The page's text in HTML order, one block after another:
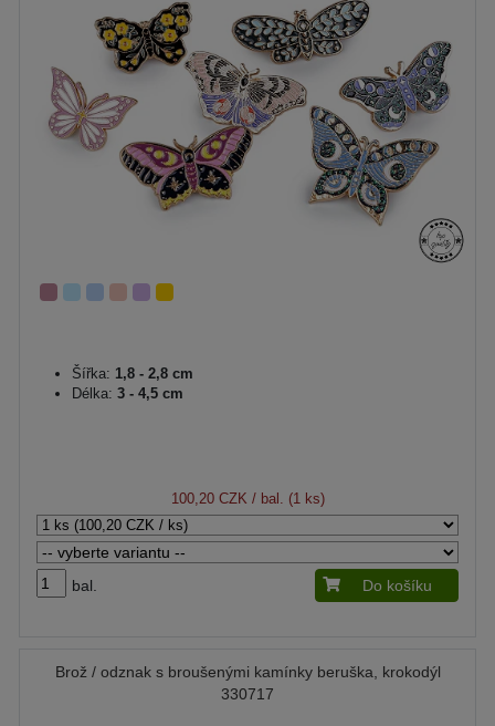
Šířka: 1,8 - 2,8 cm
Délka: 3 - 4,5 cm
100,20 CZK / bal. (1 ks)
bal. Do košíku
Brož / odznak s broušenými kamínky beruška, krokodýl
330717